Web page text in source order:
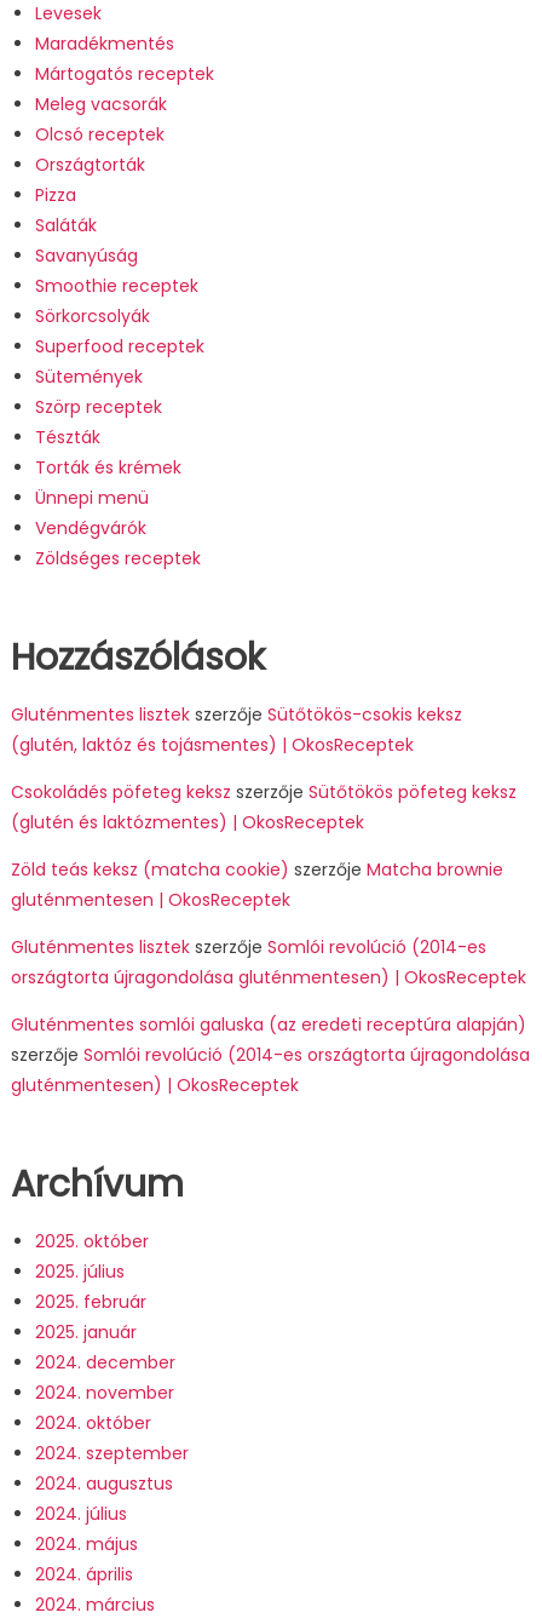
Levesek
Maradékmentés
Mártogatós receptek
Meleg vacsorák
Olcsó receptek
Országtorták
Pizza
Saláták
Savanyúság
Smoothie receptek
Sörkorcsolyák
Superfood receptek
Sütemények
Szörp receptek
Tészták
Torták és krémek
Ünnepi menü
Vendégvárók
Zöldséges receptek
Hozzászólások
Gluténmentes lisztekszerzője Sütőtökös-csokis keksz
(glutén, laktóz és tojásmentes) | OkosReceptek
Csokoládés pöfeteg keksz szerzője Sütőtökös pöfeteg keksz
(glutén és laktózmentes) | OkosReceptek
Zöld teás keksz (matcha cookie) szerzője Matcha brownie
gluténmentesen | OkosReceptek
Gluténmentes lisztekszerzője Somlói revolúció (2014-es
országtorta újragondolása gluténmentesen) | OkosReceptek
Gluténmentes somlói galuska (az eredeti receptúra alapján)
szerzője Somlói revolúció (2014-es országtorta újragondolása
gluténmentesen) | OkosReceptek
Archívum
2025. október
2025. július
2025. február
2025. január
2024. december
2024. november
2024. október
2024. szeptember
2024. augusztus
2024. július
2024. május
2024. április
2024. március